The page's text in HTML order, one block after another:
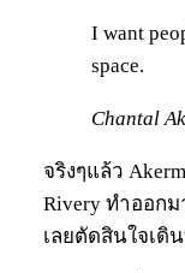
I want
space.
Chantal
จริงๆแล้ว
Rivery ทำออก
เลยตัดสินใจเดิ